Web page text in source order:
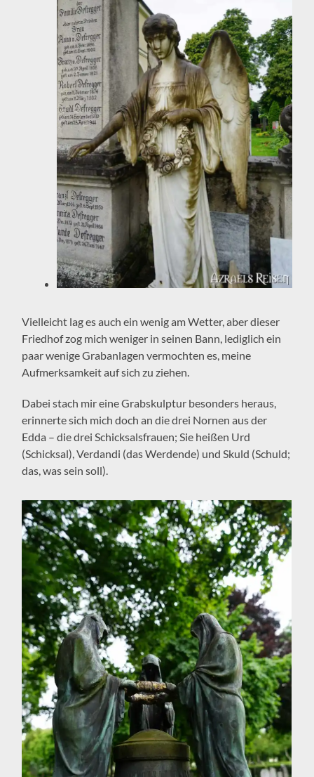
Vielleicht lag es auch ein wenig am Wetter, aber dieser
Friedhof zog mich weniger in seinen Bann, lediglich ein
paar wenige Grabanlagen vermochten es, meine
Aufmerksamkeit auf sich zu ziehen.
Dabei stach mir eine Grabskulptur besonders heraus,
erinnerte sich mich doch an die drei Nornen aus der
Edda – die drei Schicksalsfrauen; Sie heißen Urd
(Schicksal), Verdandi (das Werdende) und Skuld (Schuld;
das, was sein soll).